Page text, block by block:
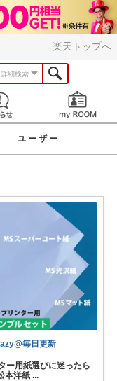
楽天トップへ
詳細検索
お知らせ
ユーザー
毎日更新
ー用紙選びに迷ったら
本洋紙 ...